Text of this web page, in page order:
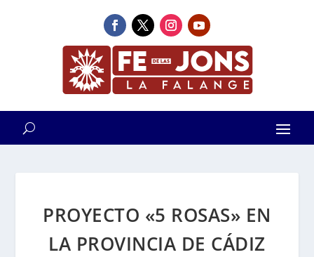
PROYECTO «5 ROSAS» EN
LA PROVINCIA DE CÁDIZ